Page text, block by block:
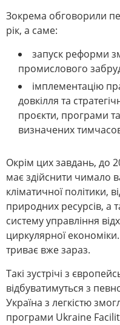
Зокрема обговорили
рік, а саме:
запуск реформи
промислового
імплементацію
довкілля та
проєкти, програми та
визначених
Окрім цих завдань, до
має здійснити чимало
кліматичної політики,
природних ресурсів,
систему управління
циркулярної
триває вже зараз.
Такі зустрічі з
відбуватимуться з
Україна з легкістю
програми Ukraine